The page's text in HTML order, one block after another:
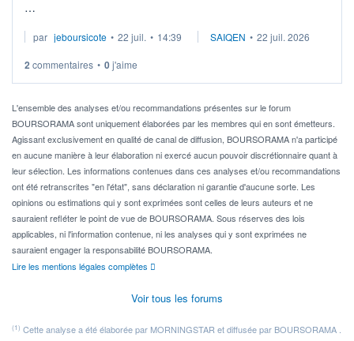
via un ETF plutôt que des actions individuelles.
Idéalement, je voudrais qu'il soit éligible au PEA.
Pour l' ...
par jeboursicote • 22 juil. • 14:39 SAIQEN • 22 juil. 2026
2 commentaires • 0j'aime
L'ensemble des analyses et/ou recommandations présentes sur le forum
BOURSORAMA sont uniquement élaborées par les membres qui en sont émetteurs.
Agissant exclusivement en qualité de canal de diffusion, BOURSORAMA n'a participé
en aucune manière à leur élaboration ni exercé aucun pouvoir discrétionnaire quant à
leur sélection. Les informations contenues dans ces analyses et/ou recommandations
ont été retranscrites "en l'état", sans déclaration ni garantie d'aucune sorte. Les
opinions ou estimations qui y sont exprimées sont celles de leurs auteurs et ne
sauraient refléter le point de vue de BOURSORAMA. Sous réserves des lois
applicables, ni l'information contenue, ni les analyses qui y sont exprimées ne
sauraient engager la responsabilité BOURSORAMA.
Lire les mentions légales complètes
Voir tous les forums
(1) Cette analyse a été élaborée par MORNINGSTAR et diffusée par BOURSORAMA .